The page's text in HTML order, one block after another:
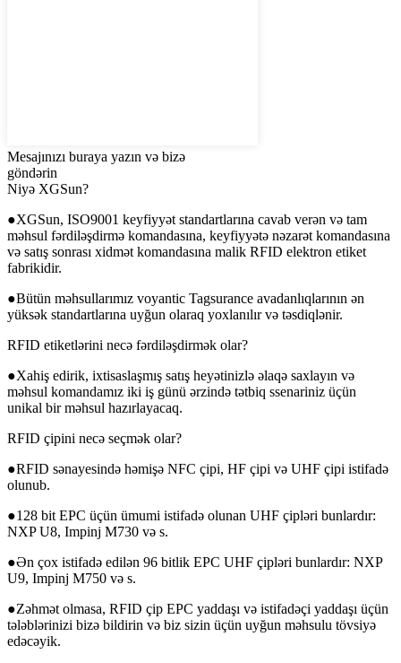
Mesajınızı buraya yazın və bizə
göndərin
Niyə XGSun?
●XGSun, ISO9001 keyfiyyət standartlarına cavab verən və tam
məhsul fərdiləşdirmə komandasına, keyfiyyətə nəzarət komandasına
və satış sonrası xidmət komandasına malik RFID elektron etiket
fabrikidir.
●Bütün məhsullarımız voyantic Tagsurance avadanlıqlarının ən
yüksək standartlarına uyğun olaraq yoxlanılır və təsdiqlənir.
RFID etiketlərini necə fərdiləşdirmək olar?
●Xahiş edirik, ixtisaslaşmış satış heyətinizlə əlaqə saxlayın və
məhsul komandamız iki iş günü ərzində tətbiq ssenariniz üçün
unikal bir məhsul hazırlayacaq.
RFID çipini necə seçmək olar?
●RFID sənayesində həmişə NFC çipi, HF çipi və UHF çipi istifadə
olunub.
●128 bit EPC üçün ümumi istifadə olunan UHF çipləri bunlardır:
NXP U8, Impinj M730 və s.
●Ən çox istifadə edilən 96 bitlik EPC UHF çipləri bunlardır: NXP
U9, Impinj M750 və s.
●Zəhmət olmasa, RFID çip EPC yaddaşı və istifadəçi yaddaşı üçün
tələblərinizi bizə bildirin və biz sizin üçün uyğun məhsulu tövsiyə
edəcəyik.